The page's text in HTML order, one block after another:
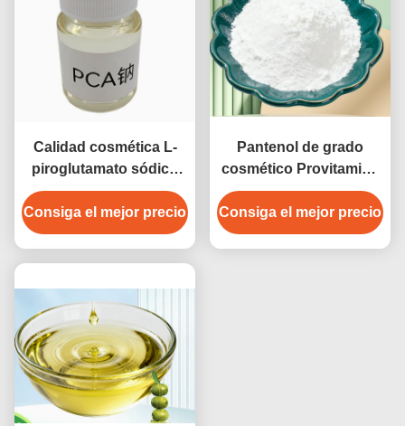
Calidad cosmética L-
piroglutamato sódico
PCA Humectante
sódico con ≥ 99% de
pureza para la atención
Consiga el mejor precio
Pantenol de grado
cosmético Provitamina
B5 para hidratar y
acondicionar la piel
Consiga el mejor precio